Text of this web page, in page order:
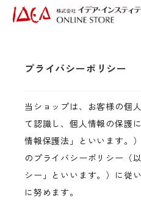
プライバシーポリシー
当ショップは、お客様の個
て認識し、個人情報の保護
情報保護法」といいます。
のプライバシーポリシー（
シー」といいます。）に従
に努めます。